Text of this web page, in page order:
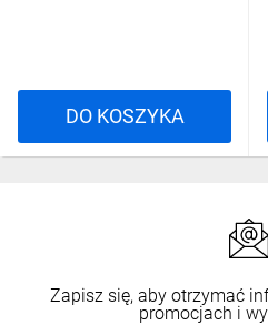
DO KOSZYKA
Zapisz się, aby otrzymać
promocjach i